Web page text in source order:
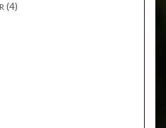
(4)